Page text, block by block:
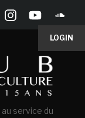
LOGIN
service du